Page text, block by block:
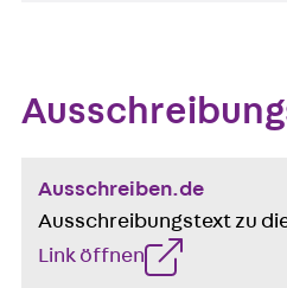
Ausschreiben.de
Ausschreibungstext zu
Link öffnen